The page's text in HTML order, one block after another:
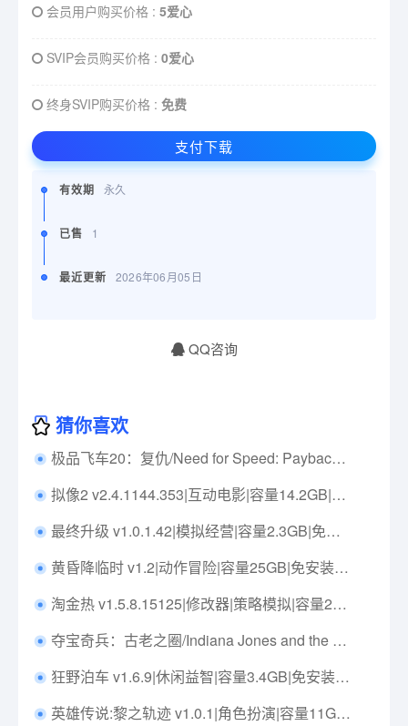
会员用户购买价格 : 5爱心
SVIP会员购买价格 : 0爱心
终身SVIP购买价格 : 免费
支付下载
有效期 永久
已售 1
最近更新 2026年06月05日
QQ咨询
猜你喜欢
极品飞车20：复仇/Need for Speed: Payback Build.10351388|赛车竞速|容量27.4GB|免安装绿色中文版|支持键盘.鼠标.手柄
拟像2 v2.4.1144.353|互动电影|容量14.2GB|免安装绿色中文版|支持键盘.鼠标.手柄
最终升级 v1.0.1.42|模拟经营|容量2.3GB|免安装绿色中文版|支持键盘.鼠标
黄昏降临时 v1.2|动作冒险|容量25GB|免安装绿色中文版|支持键盘.鼠标
淘金热 v1.5.8.15125|修改器|策略模拟|容量24.4GB|免安装绿色中文版|支持键盘.鼠标
夺宝奇兵：古老之圈/Indiana Jones and the Great Circle Build.16724393|动作冒险|容量114.6GB|免安装绿色中文版|支持键盘.鼠标.手柄
狂野泊车 v1.6.9|休闲益智|容量3.4GB|免安装绿色中文版|支持键盘.鼠标
英雄传说:黎之轨迹 v1.0.1|角色扮演|容量11GB|免安装绿色中文版|支持键盘.鼠标.手柄